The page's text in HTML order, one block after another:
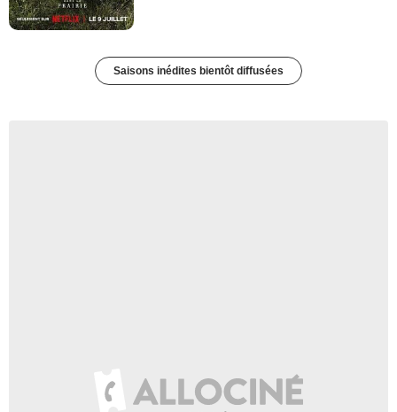
Saisons inédites bientôt diffusées